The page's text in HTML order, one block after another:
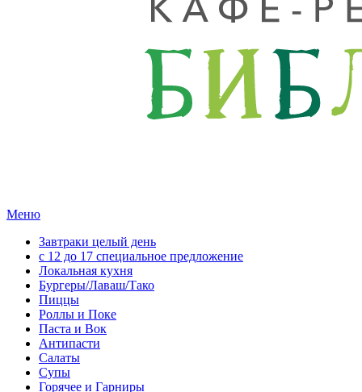
Меню
Завтраки целый день
с 12 до 17 специальное предложение
Локальная кухня
Бургеры/Лаваш/Тако
Пиццы
Роллы и Поке
Паста и Вок
Антипасти
Салаты
Супы
Горячее и Гарниры